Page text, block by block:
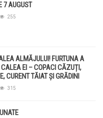
7 AUGUST
255
ALMĂJULUI! FURTUNA A
CALEA EI – COPACI CĂZUȚI,
CURENT TĂIAT ȘI GRĂDINI
315